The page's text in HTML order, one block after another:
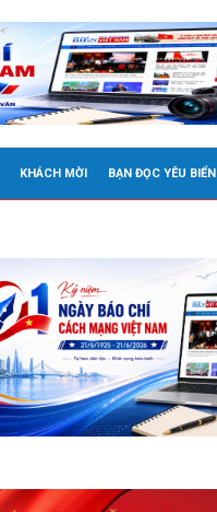
KHÁCH MỜI BẠN ĐỌC YÊU BIỂN